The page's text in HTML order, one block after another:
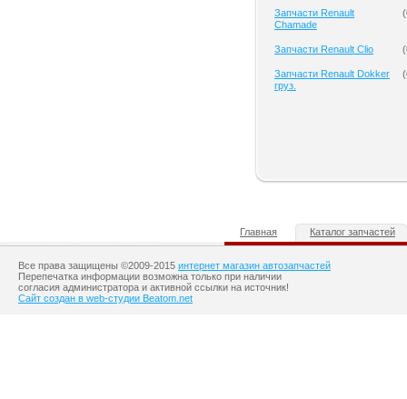
Запчасти Renault
Chamade
(
Запчасти Renault Clio (
Запчасти Renault Dokker
груз.
(
Главная Каталог запчастей
Все права защищены ©2009-2015 интернет магазин автозапчастей
Перепечатка информации возможна только при наличии
согласия администратора и активной ссылки на источник!
Сайт создан в web-студии Beatom.net